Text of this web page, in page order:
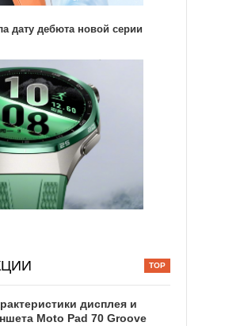
дату дебюта новой серии
дисплея и
Moto Pad 70 Groove